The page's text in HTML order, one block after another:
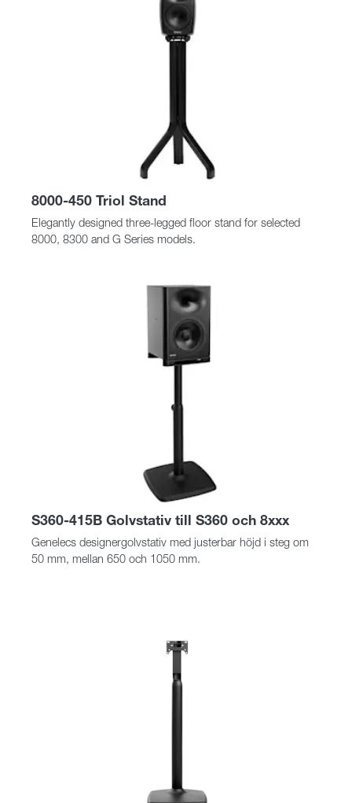
8000-450 Triol Stand
Elegantly designed three-legged floor stand for selected
8000, 8300 and G Series models.
S360-415B Golvstativ till S360 och 8xxx
Genelecs designergolvstativ med justerbar höjd i steg om
50 mm, mellan 650 och 1050 mm.